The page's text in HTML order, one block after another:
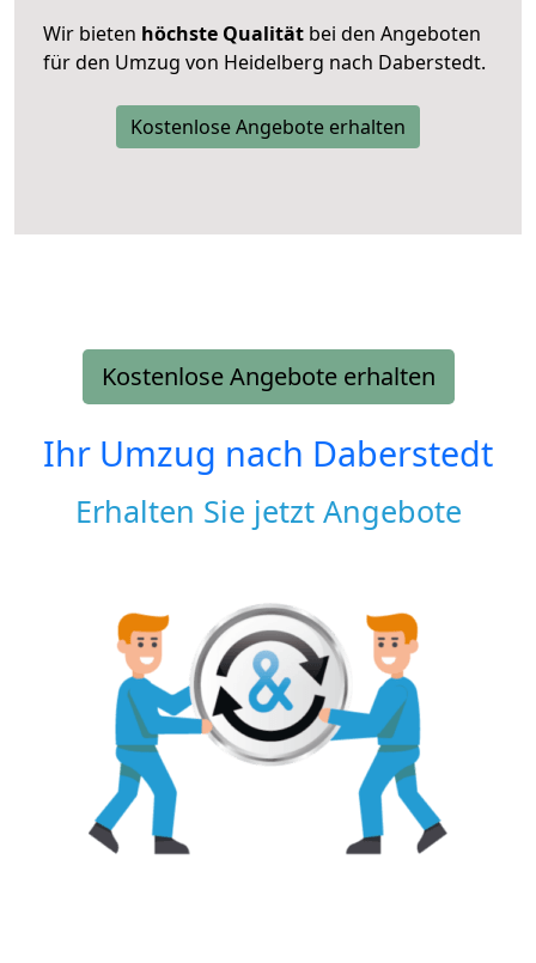
Wir bieten höchste Qualität bei den Angeboten
für den Umzug von Heidelberg nach Daberstedt.
Kostenlose Angebote erhalten
Kostenlose Angebote erhalten
Ihr Umzug nach Daberstedt
Erhalten Sie jetzt Angebote